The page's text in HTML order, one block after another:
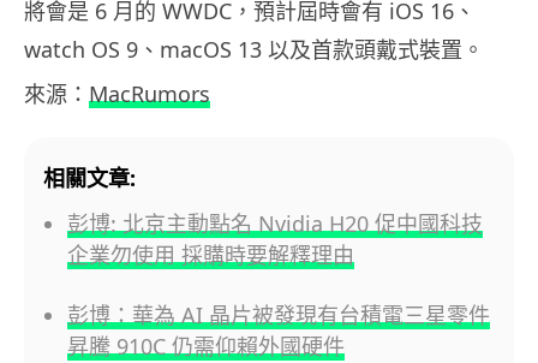
將會是 6 月的 WWDC，預計屆時會有 iOS 16、
watch OS 9、macOS 13 以及首款頭戴式裝置。
來源： MacRumors
相關文章:
彭博: 北京主動點名 Nvidia H20 促中國科技
企業勿使用 採購時要解釋理由
彭博：華為 AI 晶片被發現有台積電三星零件
昇騰 910C 仍需仰賴外國硬件